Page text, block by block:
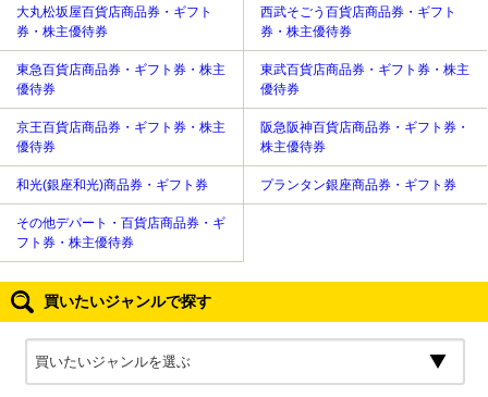
大丸松坂屋百貨店商品券・ギフト
券・株主優待券
西武そごう百貨店商品券・ギフト
券・株主優待券
東急百貨店商品券・ギフト券・株主
優待券
東武百貨店商品券・ギフト券・株主
優待券
京王百貨店商品券・ギフト券・株主
優待券
阪急阪神百貨店商品券・ギフト券・
株主優待券
和光(銀座和光)商品券・ギフト券 プランタン銀座商品券・ギフト券
その他デパート・百貨店商品券・ギ
フト券・株主優待券
買いたいジャンルで探す